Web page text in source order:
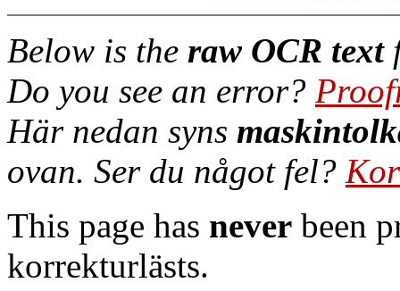
Below is the raw OCR text
Do you see an error?
Här nedan syns
ovan. Ser du något fel?
This page has never been
korrekturlästs.